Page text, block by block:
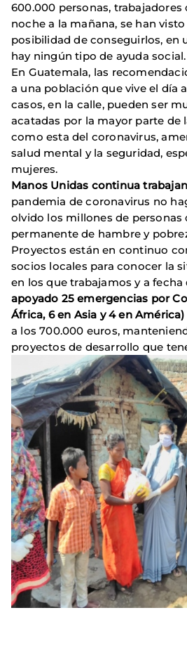
600.000 personas, trabajadores
noche a la mañana, se han
posibilidad de conseguirlos, en
hay ningún tipo de ayuda social.
En Guatemala, las
a una población que vive el día
casos, en la calle, pueden ser
acatadas por la mayor parte de
como esta del coronavirus,
salud mental y la seguridad,
mujeres.
Manos Unidas continua
pandemia de coronavirus no
olvido los millones de personas
permanente de hambre y
Proyectos están en continuo
socios locales para conocer la
en los que trabajamos y a fecha
apoyado 25 emergencias por
África, 6 en Asia y 4 en América)
a los 700.000 euros,
proyectos de desarrollo que